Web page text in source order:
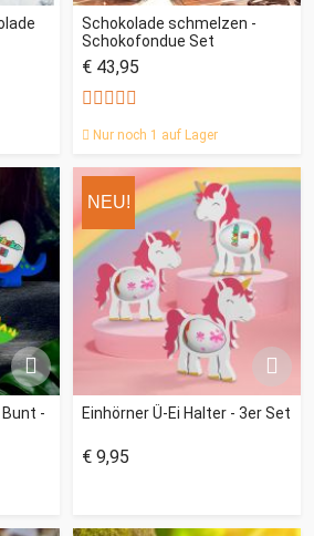
Schokolade schmelzen -
Schokofondue Set
€ 43,95
Nur noch 1 auf Lager
-
NEU!
Einhörner Ü-Ei Halter - 3er Set
€ 9,95